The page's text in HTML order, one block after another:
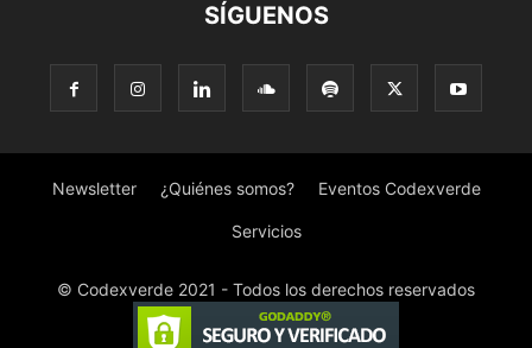
SÍGUENOS
Newsletter ¿Quiénes somos? Eventos Codexverde
Servicios
© Codexverde 2021 - Todos los derechos reservados